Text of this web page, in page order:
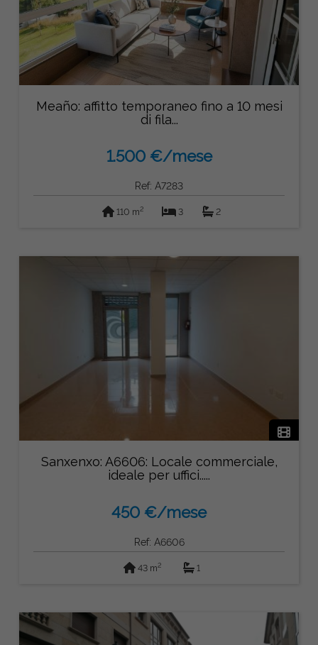
Meaño: affitto temporaneo fino a 10 mesi
di fila...
1.500 €/mese
Ref: A7283
110 m2 3 2
Sanxenxo: A6606: Locale commerciale,
ideale per uffici.....
450 €/mese
Ref: A6606
43 m2 1